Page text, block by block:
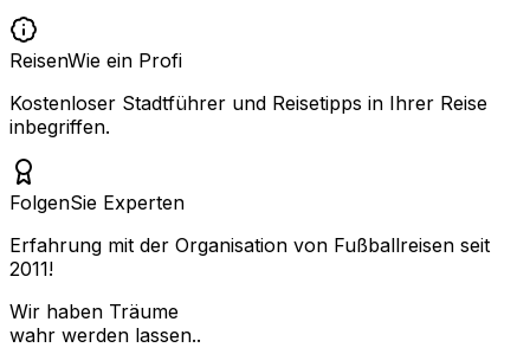
ReisenWie ein Profi
Kostenloser Stadtführer und Reisetipps in Ihrer Reise
inbegriffen.
FolgenSie Experten
Erfahrung mit der Organisation von Fußballreisen seit
2011!
Wir haben Träume
wahr werden lassen..